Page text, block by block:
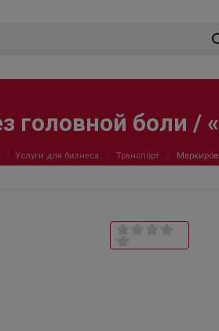
головной боли /
Услуги для бизнеса Транспорт